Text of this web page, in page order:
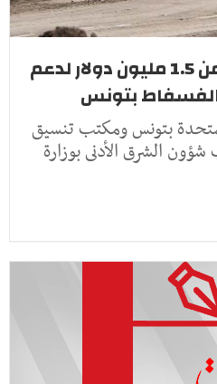
منحة أمريكية بأكثر من 1.5 مليون دولار لدعم
بتونس
بتونس ومكتب تنسيق
الشرق الأدنى بوزارة